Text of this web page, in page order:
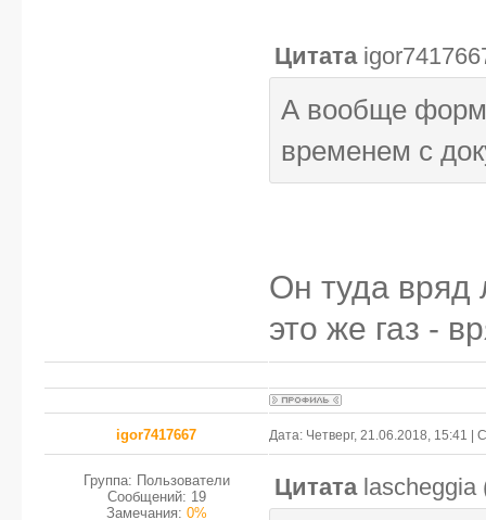
Цитата
А вообще
временем с
Он туда вряд
это же газ -
igor7417667 Дата: Четверг, 21.06.2018, 15:41
Группа: Пользователи
Сообщений: 19
Замечания: 0%
Цитата lascheggia